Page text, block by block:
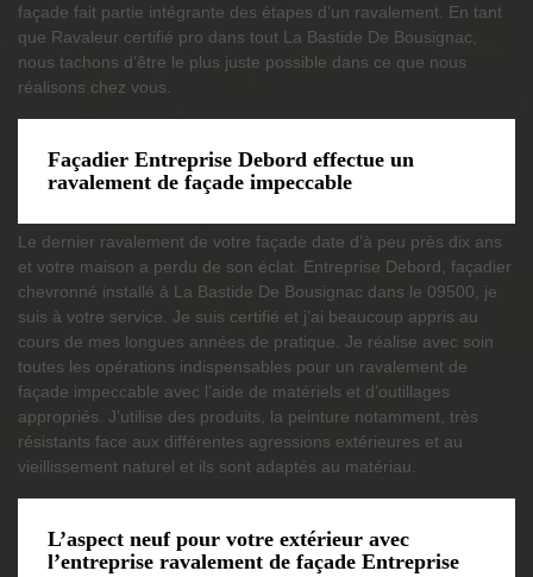
façade fait partie intégrante des étapes d’un ravalement. En tant
que Ravaleur certifié pro dans tout La Bastide De Bousignac,
nous tachons d’être le plus juste possible dans ce que nous
réalisons chez vous.
Façadier Entreprise Debord effectue un
ravalement de façade impeccable
Le dernier ravalement de votre façade date d’à peu près dix ans
et votre maison a perdu de son éclat. Entreprise Debord, façadier
chevronné installé à La Bastide De Bousignac dans le 09500, je
suis à votre service. Je suis certifié et j’ai beaucoup appris au
cours de mes longues années de pratique. Je réalise avec soin
toutes les opérations indispensables pour un ravalement de
façade impeccable avec l’aide de matériels et d’outillages
appropriés. J’utilise des produits, la peinture notamment, très
résistants face aux différentes agressions extérieures et au
vieillissement naturel et ils sont adaptés au matériau.
L’aspect neuf pour votre extérieur avec
l’entreprise ravalement de façade Entreprise